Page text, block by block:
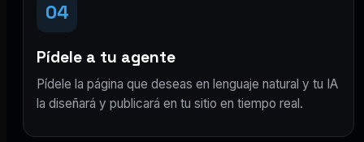
04
Pídele a tu agente
Pídele la página que deseas en lenguaje natural y tu IA
la diseñará y publicará en tu sitio en tiempo real.